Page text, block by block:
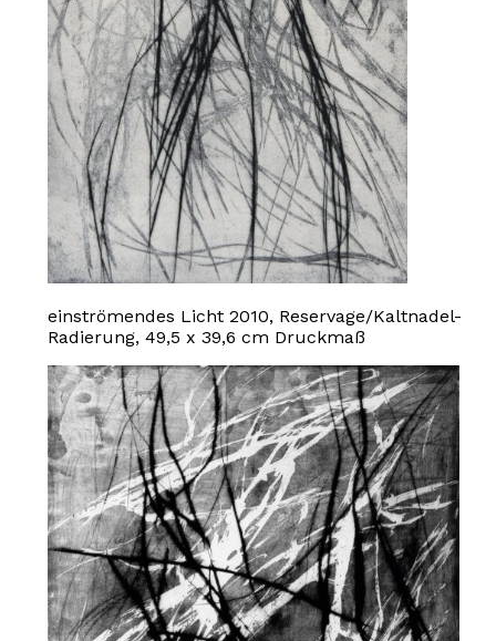
einströmendes Licht 2010, Reservage/Kaltnadel-
Radierung, 49,5 x 39,6 cm Druckmaß